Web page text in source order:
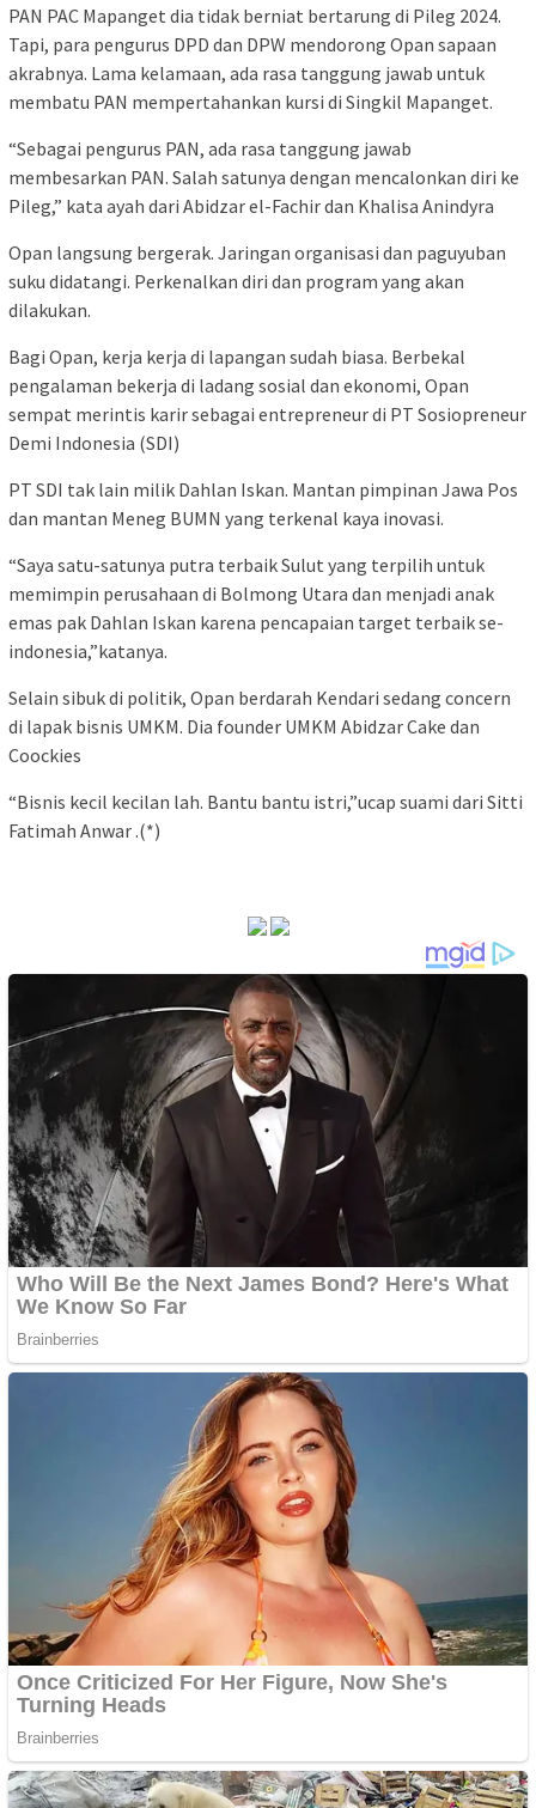
PAN PAC Mapanget dia tidak berniat bertarung di Pileg 2024.
Tapi, para pengurus DPD dan DPW mendorong Opan sapaan
akrabnya. Lama kelamaan, ada rasa tanggung jawab untuk
membatu PAN mempertahankan kursi di Singkil Mapanget.
“Sebagai pengurus PAN, ada rasa tanggung jawab
membesarkan PAN. Salah satunya dengan mencalonkan diri ke
Pileg,” kata ayah dari Abidzar el-Fachir dan Khalisa Anindyra
Opan langsung bergerak. Jaringan organisasi dan paguyuban
suku didatangi. Perkenalkan diri dan program yang akan
dilakukan.
Bagi Opan, kerja kerja di lapangan sudah biasa. Berbekal
pengalaman bekerja di ladang sosial dan ekonomi, Opan
sempat merintis karir sebagai entrepreneur di PT Sosiopreneur
Demi Indonesia (SDI)
PT SDI tak lain milik Dahlan Iskan. Mantan pimpinan Jawa Pos
dan mantan Meneg BUMN yang terkenal kaya inovasi.
“Saya satu-satunya putra terbaik Sulut yang terpilih untuk
memimpin perusahaan di Bolmong Utara dan menjadi anak
emas pak Dahlan Iskan karena pencapaian target terbaik se-
indonesia,”katanya.
Selain sibuk di politik, Opan berdarah Kendari sedang concern
di lapak bisnis UMKM. Dia founder UMKM Abidzar Cake dan
Coockies
“Bisnis kecil kecilan lah. Bantu bantu istri,”ucap suami dari Sitti
Fatimah Anwar .(*)